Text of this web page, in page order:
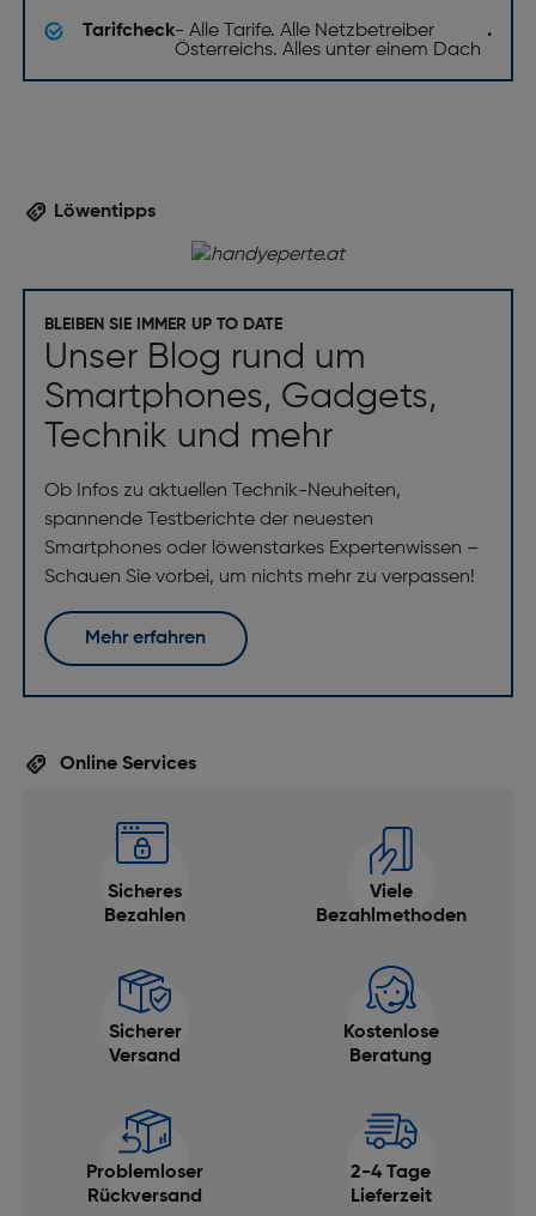
Tarifcheck- Alle Tarife. Alle Netzbetreiber
Österreichs. Alles unter einem Dach
.
Löwentipps
BLEIBEN SIE IMMER UP TO DATE
Unser Blog rund um
Smartphones, Gadgets,
Technik und mehr
Ob Infos zu aktuellen Technik-Neuheiten,
spannende Testberichte der neuesten
Smartphones oder löwenstarkes Expertenwissen –
Schauen Sie vorbei, um nichts mehr zu verpassen!
Mehr erfahren
Online Services
Sicheres
Bezahlen
Viele
Bezahlmethoden
Sicherer
Versand
Kostenlose
Beratung
Problemloser
Rückversand
2-4 Tage
Lieferzeit